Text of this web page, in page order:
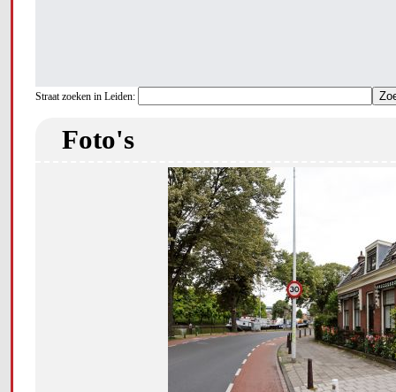
Straat zoeken in Leiden:
Foto's